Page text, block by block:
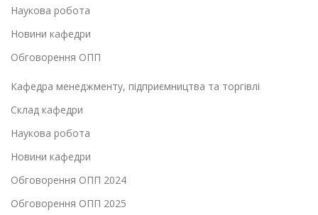
Наукова робота
Новини кафедри
Обговорення ОПП
Кафедра менеджменту, підприємництва та торгівлі
Склад кафедри
Наукова робота
Новини кафедри
Обговорення ОПП 2024
Обговорення ОПП 2025